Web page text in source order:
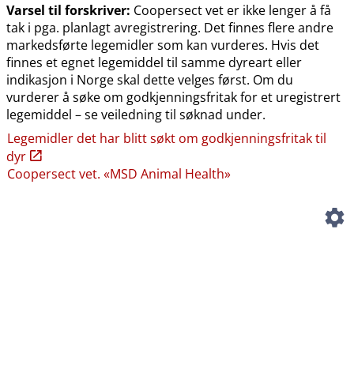
Varsel til forskriver: Coopersect vet er ikke lenger å få
tak i pga. planlagt avregistrering. Det finnes flere andre
markedsførte legemidler som kan vurderes. Hvis det
finnes et egnet legemiddel til samme dyreart eller
indikasjon i Norge skal dette velges først. Om du
vurderer å søke om godkjenningsfritak for et uregistrert
legemiddel – se veiledning til søknad under.
Legemidler det har blitt søkt om godkjenningsfritak til
dyr
Coopersect vet. «MSD Animal Health»